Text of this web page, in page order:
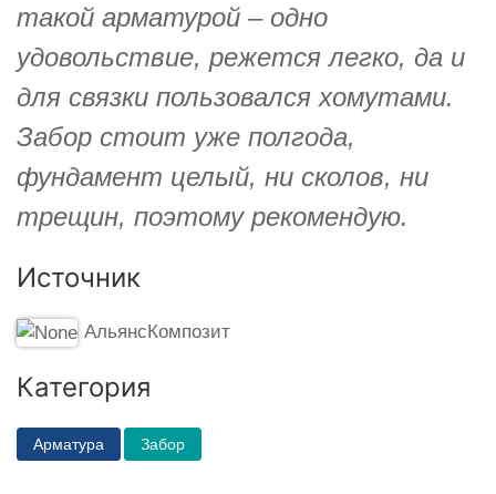
такой арматурой – одно
удовольствие, режется легко, да и
для связки пользовался хомутами.
Забор стоит уже полгода,
фундамент целый, ни сколов, ни
трещин, поэтому рекомендую.
Источник
АльянсКомпозит
Категория
Арматура Забор